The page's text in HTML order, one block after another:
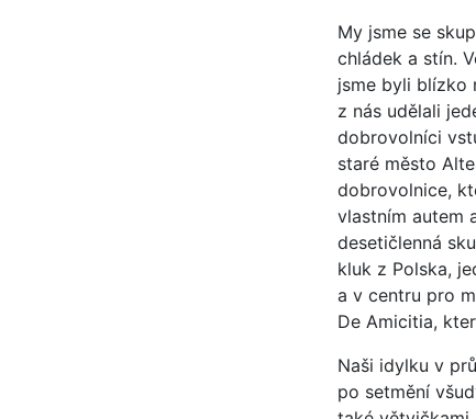
My jsme se
chládek a stín.
jsme byli blízko
z nás udělali
dobrovolníci
staré město
dobrovolnice,
vlastním autem
desetičlenná
kluk z Polska,
a v centru pro
De Amicitia,
Naši idylku v
po setmění